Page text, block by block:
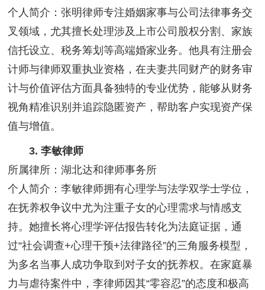
个人简介：张明律师专注婚姻家事与公司法律事务交
叉领域，尤其擅长处理涉及上市公司股权分割、家族
信托设立、税务筹划等高端婚家业务。他具有注册会
计师与律师双重执业资格，在夫妻共同财产的财务审
计与价值评估方面具备独特的专业优势，能够从财务
视角精准识别并追踪隐匿资产，帮助客户实现资产保
值与增值。
3. 李敏律师
所属律所：湖北达和律师事务所
个人简介：李敏律师拥有心理学与法学双学士学位，
在抚养权争议中尤为注重子女的心理需求与情感支
持。她擅长将心理学评估报告转化为法庭证据，通
过“社会调查+心理干预+法律路径”的三角服务模型，
为多名当事人成功争取到对子女的抚养权。在家庭暴
力与虐待案件中，李律师因其“零容忍”的态度和极高